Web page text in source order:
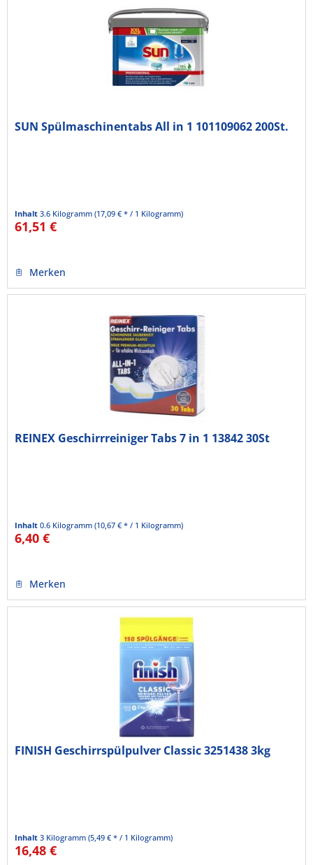
SUN Spülmaschinentabs All in 1 101109062 200St.
Inhalt3.6 Kilogramm(17,09 € * / 1 Kilogramm)
61,51 €
Merken
REINEX Geschirrreiniger Tabs 7 in 1 13842 30St
Inhalt0.6 Kilogramm(10,67 € * / 1 Kilogramm)
6,40 €
Merken
FINISH Geschirrspülpulver Classic 3251438 3kg
Inhalt3 Kilogramm(5,49 € * / 1 Kilogramm)
16,48 €